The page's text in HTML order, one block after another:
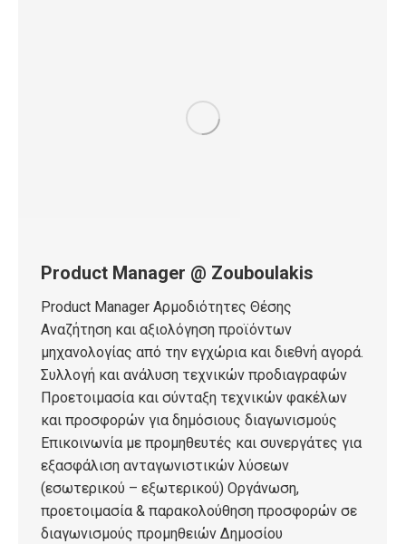
Product Manager @ Zouboulakis
Product Manager Αρμοδιότητες Θέσης
Αναζήτηση και αξιολόγηση προϊόντων
μηχανολογίας από την εγχώρια και διεθνή αγορά.
Συλλογή και ανάλυση τεχνικών προδιαγραφών
Προετοιμασία και σύνταξη τεχνικών φακέλων
και προσφορών για δημόσιους διαγωνισμούς
Επικοινωνία με προμηθευτές και συνεργάτες για
εξασφάλιση ανταγωνιστικών λύσεων
(εσωτερικού – εξωτερικού) Οργάνωση,
προετοιμασία & παρακολούθηση προσφορών σε
διαγωνισμούς προμηθειών Δημοσίου